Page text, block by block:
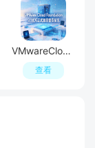
VMwareCloudFoundation9.1完整安装包
查看